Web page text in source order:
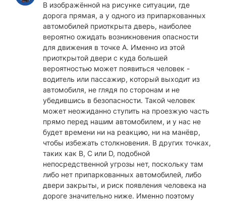
В изображённой на рисунке ситуации, где
дорога прямая, а у одного из припаркованных
автомобилей приоткрыта дверь, наиболее
вероятно ожидать возникновения опасности
для движения в точке А. Именно из этой
приоткрытой двери с куда большей
вероятностью может появиться человек -
водитель или пассажир, который выходит из
автомобиля, не глядя по сторонам и не
убедившись в безопасности. Такой человек
может неожиданно ступить на проезжую часть
прямо перед нашим автомобилем, и у нас не
будет времени ни на реакцию, ни на манёвр,
чтобы избежать столкновения. В других точках,
таких как B, C или D, подобной
непосредственной угрозы нет, поскольку там
либо нет припаркованных автомобилей, либо
двери закрыты, и риск появления человека на
дороге значительно ниже. Именно поэтому